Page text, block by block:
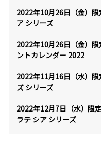
2022年10月26日（金）
ア シリーズ
2022年10月26日（金）
ントカレンダー 2022
2022年11月16日（水）
ズ シリーズ
2022年12月7日（水）限
ラテ シア シリーズ